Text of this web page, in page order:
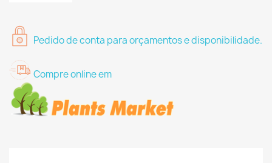
Pedido de conta para orçamentos e disponibilidade.
Compre online em